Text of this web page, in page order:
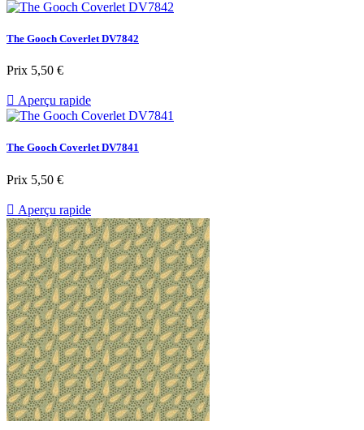
The Gooch Coverlet DV7842
Prix 5,50 €
 Aperçu rapide
The Gooch Coverlet DV7841
Prix 5,50 €
 Aperçu rapide